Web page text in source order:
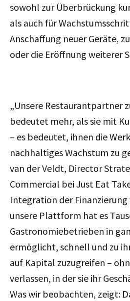
sowohl zur Überbrückung
als auch für
Anschaffung neuer Geräte,
oderdie Eröffnung weiterer
„Unsere Restaurantpartner
bedeutet mehr, als sie mit
– es bedeutet, ihnen die
nachhaltiges Wachstum zu
van der Veldt, Director
Commercial bei Just Eat
Integration der Finanzierung
unsere Plattform hat es
Gastronomiebetrieben in
ermöglicht, schnell und zu
auf Kapital zuzugreifen –
verlassen, in der sie ihr
Was wir beobachten, zeigt: